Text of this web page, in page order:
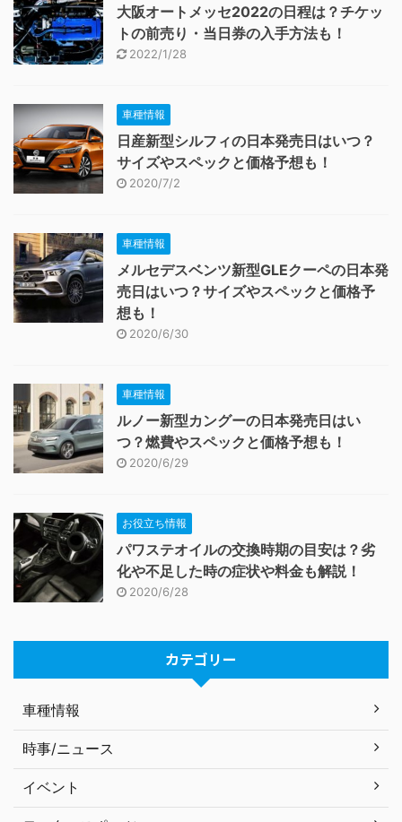
大阪オートメッセ2022の日程は？チケッ
トの前売り・当日券の入手方法も！
2022/1/28
車種情報
日産新型シルフィの日本発売日はいつ？
サイズやスペックと価格予想も！
2020/7/2
車種情報
メルセデスベンツ新型GLEクーペの日本発
売日はいつ？サイズやスペックと価格予
想も！
2020/6/30
車種情報
ルノー新型カングーの日本発売日はい
つ？燃費やスペックと価格予想も！
2020/6/29
お役立ち情報
パワステオイルの交換時期の目安は？劣
化や不足した時の症状や料金も解説！
2020/6/28
カテゴリー
車種情報
時事/ニュース
イベント